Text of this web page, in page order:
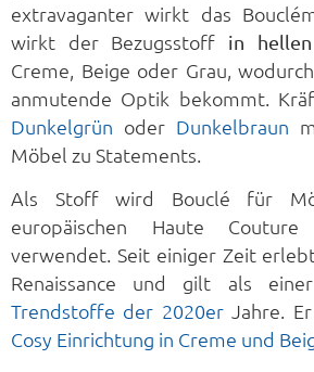
extravaganter wirkt das
wirkt der Bezugsstoff in
Creme, Beige oder Grau,
anmutende Optik bekommt.
Dunkelgrün oder Dunkelbraun
Möbel zu Statements.
Als Stoff wird Bouclé für
europäischen Haute
verwendet. Seit einiger Zeit
Renaissance und gilt als
Trendstoffe der 2020erJahre.
Cosy Einrichtung in Creme und